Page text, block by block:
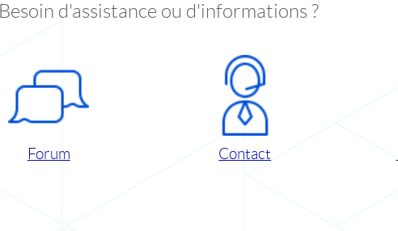
Besoin d'assistance ou d'informations ?
Forum Contact